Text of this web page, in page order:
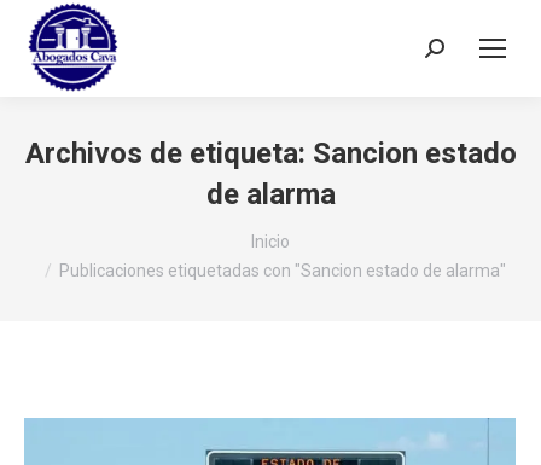
Buscar:
Archivos de etiqueta: Sancion estado
de alarma
Inicio
Publicaciones etiquetadas con "Sancion estado de alarma"